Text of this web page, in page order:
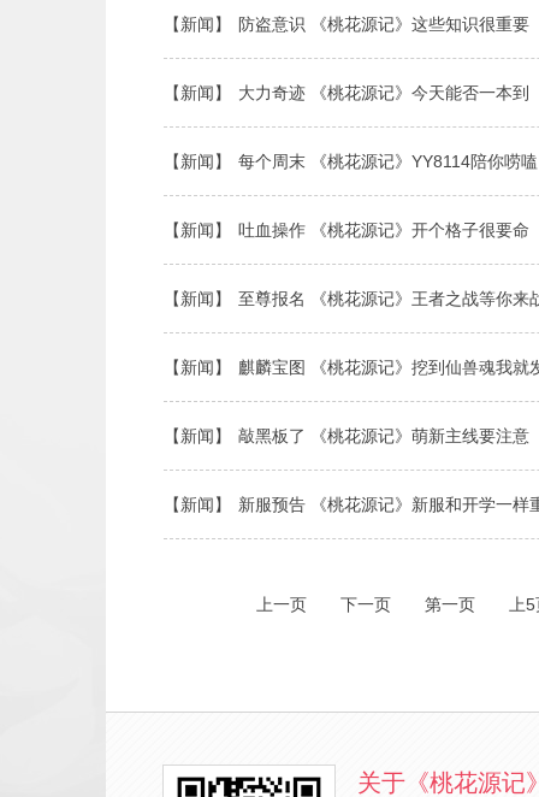
【新闻】 防盗意识 《桃花源记》这些知识很重要
【新闻】 大力奇迹 《桃花源记》今天能否一本到
【新闻】 每个周末 《桃花源记》YY8114陪你唠嗑
【新闻】 吐血操作 《桃花源记》开个格子很要命
【新闻】 至尊报名 《桃花源记》王者之战等你来
【新闻】 麒麟宝图 《桃花源记》挖到仙兽魂我就
【新闻】 敲黑板了 《桃花源记》萌新主线要注意
【新闻】 新服预告 《桃花源记》新服和开学一样
上一页 下一页 第一页 上
关于《桃花源记